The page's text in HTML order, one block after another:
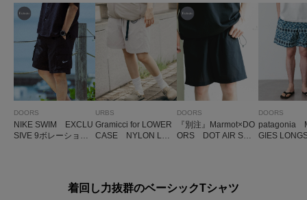
DOORS
NIKE SWIM EXCLU
SIVE 9ボレーショー
URBS
Gramicci for LOWER
CASE NYLON LOO
DOORS
『別注』Marmot×DO
ORS DOT AIR SHO
DOORS
patagonia
GIES
着回し力抜群のベーシックTシャツ